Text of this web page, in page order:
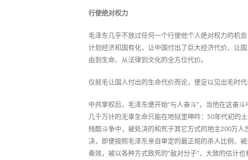
行使绝对权力
毛泽东几乎不放过任何一个行使他个人绝对权力的机
计划经济和国有化，让中国付出了巨大经济代价、让
由到生命、从法律到文化的全方位代价。
仅就毛让国人付出的生命代价而论，便足以见出毛时代
中共掌权后，毛泽东便开始“与人奋斗”，当他在这奋
几千万计的无辜生命只能在地狱里呻吟：50年代初的
残酷斗争中，被处决的和死于其它方式的地主200万人
决，即便按照毛泽东亲自审定的最正规的杀人比例，
奏效，被以各种方式致死的“敌对分子”，大致的估计